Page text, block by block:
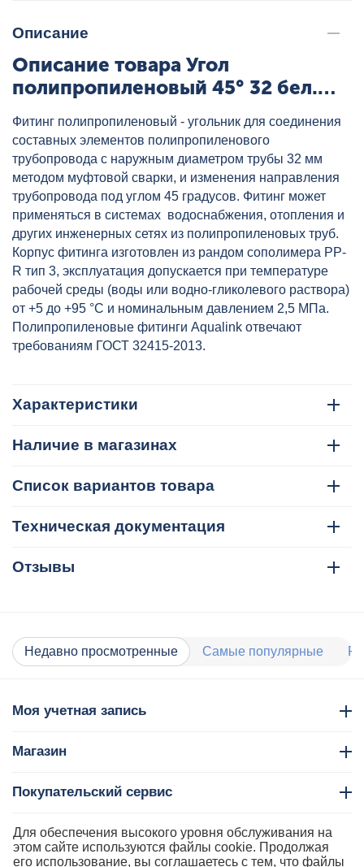
Описание
Описание товара Угол
полипропиленовый 45° 32 бел.
AQUALINK, артикул: 03461
Фитинг полипропиленовый - угольник для соединения
составных элементов полипропиленового
трубопровода с наружным диаметром трубы 32 мм
методом муфтовой сварки, и изменения направления
трубопровода под углом 45 градусов. Фитинг может
применяться в системах водоснабжения, отопления и
других инженерных сетях из полипропиленовых труб.
Корпус фитинга изготовлен из рандом сополимера PP-
R тип 3, эксплуатация допускается при температуре
рабочей среды (воды или водно-гликолевого раствора)
от +5 до +95 °C и номинальным давлением 2,5 МПа.
Полипропиленовые фитинги Aqualink отвечают
требованиям ГОСТ 32415-2013.
Характеристики
Наличие в магазинах
Список вариантов товара
Техническая документация
Отзывы
Недавно просмотренные Самые популярные
Моя учетная запись
Магазин
Покупательский сервис
Контакты
Для обеспечения высокого уровня обслуживания на
этом сайте используются файлы cookie. Продолжая
его использование, вы соглашаетесь с тем, что файлы